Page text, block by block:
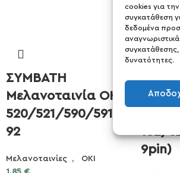
cookies για
συγκατάθεση
δεδομένα
συγκατάθεσης,
δυνατότητες.
ΣΥΜΒΑΤΗ
Μελανοταινία OKI
520/521/590/591/5
92
Μελανοταινίες ,
OKI
9pin)